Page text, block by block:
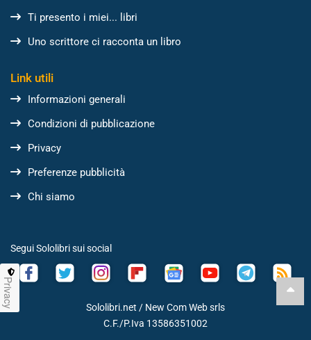
Ti presento i miei... libri
Uno scrittore ci racconta un libro
Link utili
Informazioni generali
Condizioni di pubblicazione
Privacy
Preferenze pubblicità
Chi siamo
Segui Sololibri sui social
Sololibri.net / New Com Web srls
C.F./P.Iva 13586351002
Privacy